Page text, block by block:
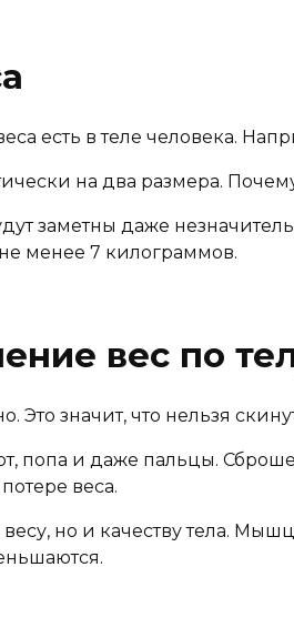
есть в теле человека.
на два размера.
заметны даже
менее 7 килограммов.
вес по
Это значит, что нельзя
попа и даже пальцы.
веса.
но и качеству тела.